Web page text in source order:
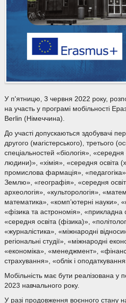
У п'ятницю, 3 червня 2022 року,
на участь у програмі мобільності
Berlin (Німеччина).
До участі допускаються здобувачі
другого (магістерського), третього
спеціальностей «біологія», «середня
людини)», «хімія», «середня освіта
промислова фармація»,
Землю», «географія», «середня
археологія», «культорологія»,
математика», «комп’ютерні науки»,
«фізика та астрономія», «прикладна
«середня освіта (фізика)»,
«журналістика», «міжнародні
регіональні студії», «міжнародні
«економіка», «менеджмент»,
страхування», «облік і
Мобільність має бути реалізована у
2023 навчального року.
У разі продовження воєнного стану